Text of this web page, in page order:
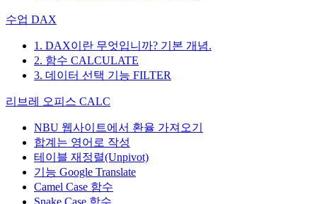
수업 DAX
1. DAX이란 무엇입니까? 기본 개념.
2. 함수 CALCULATE
3. 데이터 선택 기능 FILTER
리브레 오피스 CALC
NBU 웹사이트에서 환율 가져오기
합계는 영어로 작성
테이블 재정렬(Unpivot)
기능 Google Translate
Camel Case 함수
Snake Case 함수